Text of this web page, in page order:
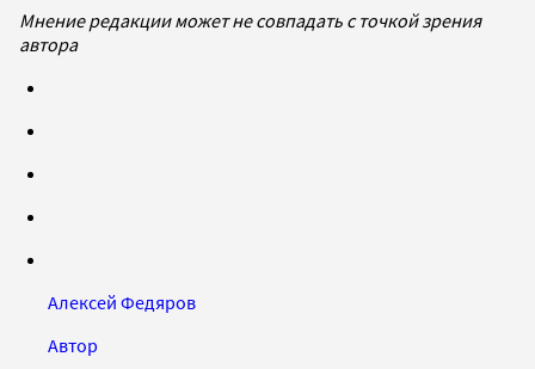
Мнение редакции может не совпадать с точкой зрения
автора
Алексей Федяров
Автор